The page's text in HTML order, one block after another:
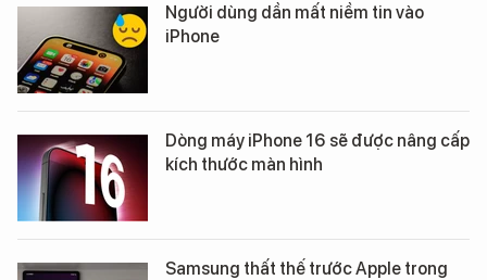
Người dùng dần mất niềm tin vào
iPhone
Dòng máy iPhone 16 sẽ được nâng cấp
kích thước màn hình
Samsung thất thế trước Apple trong